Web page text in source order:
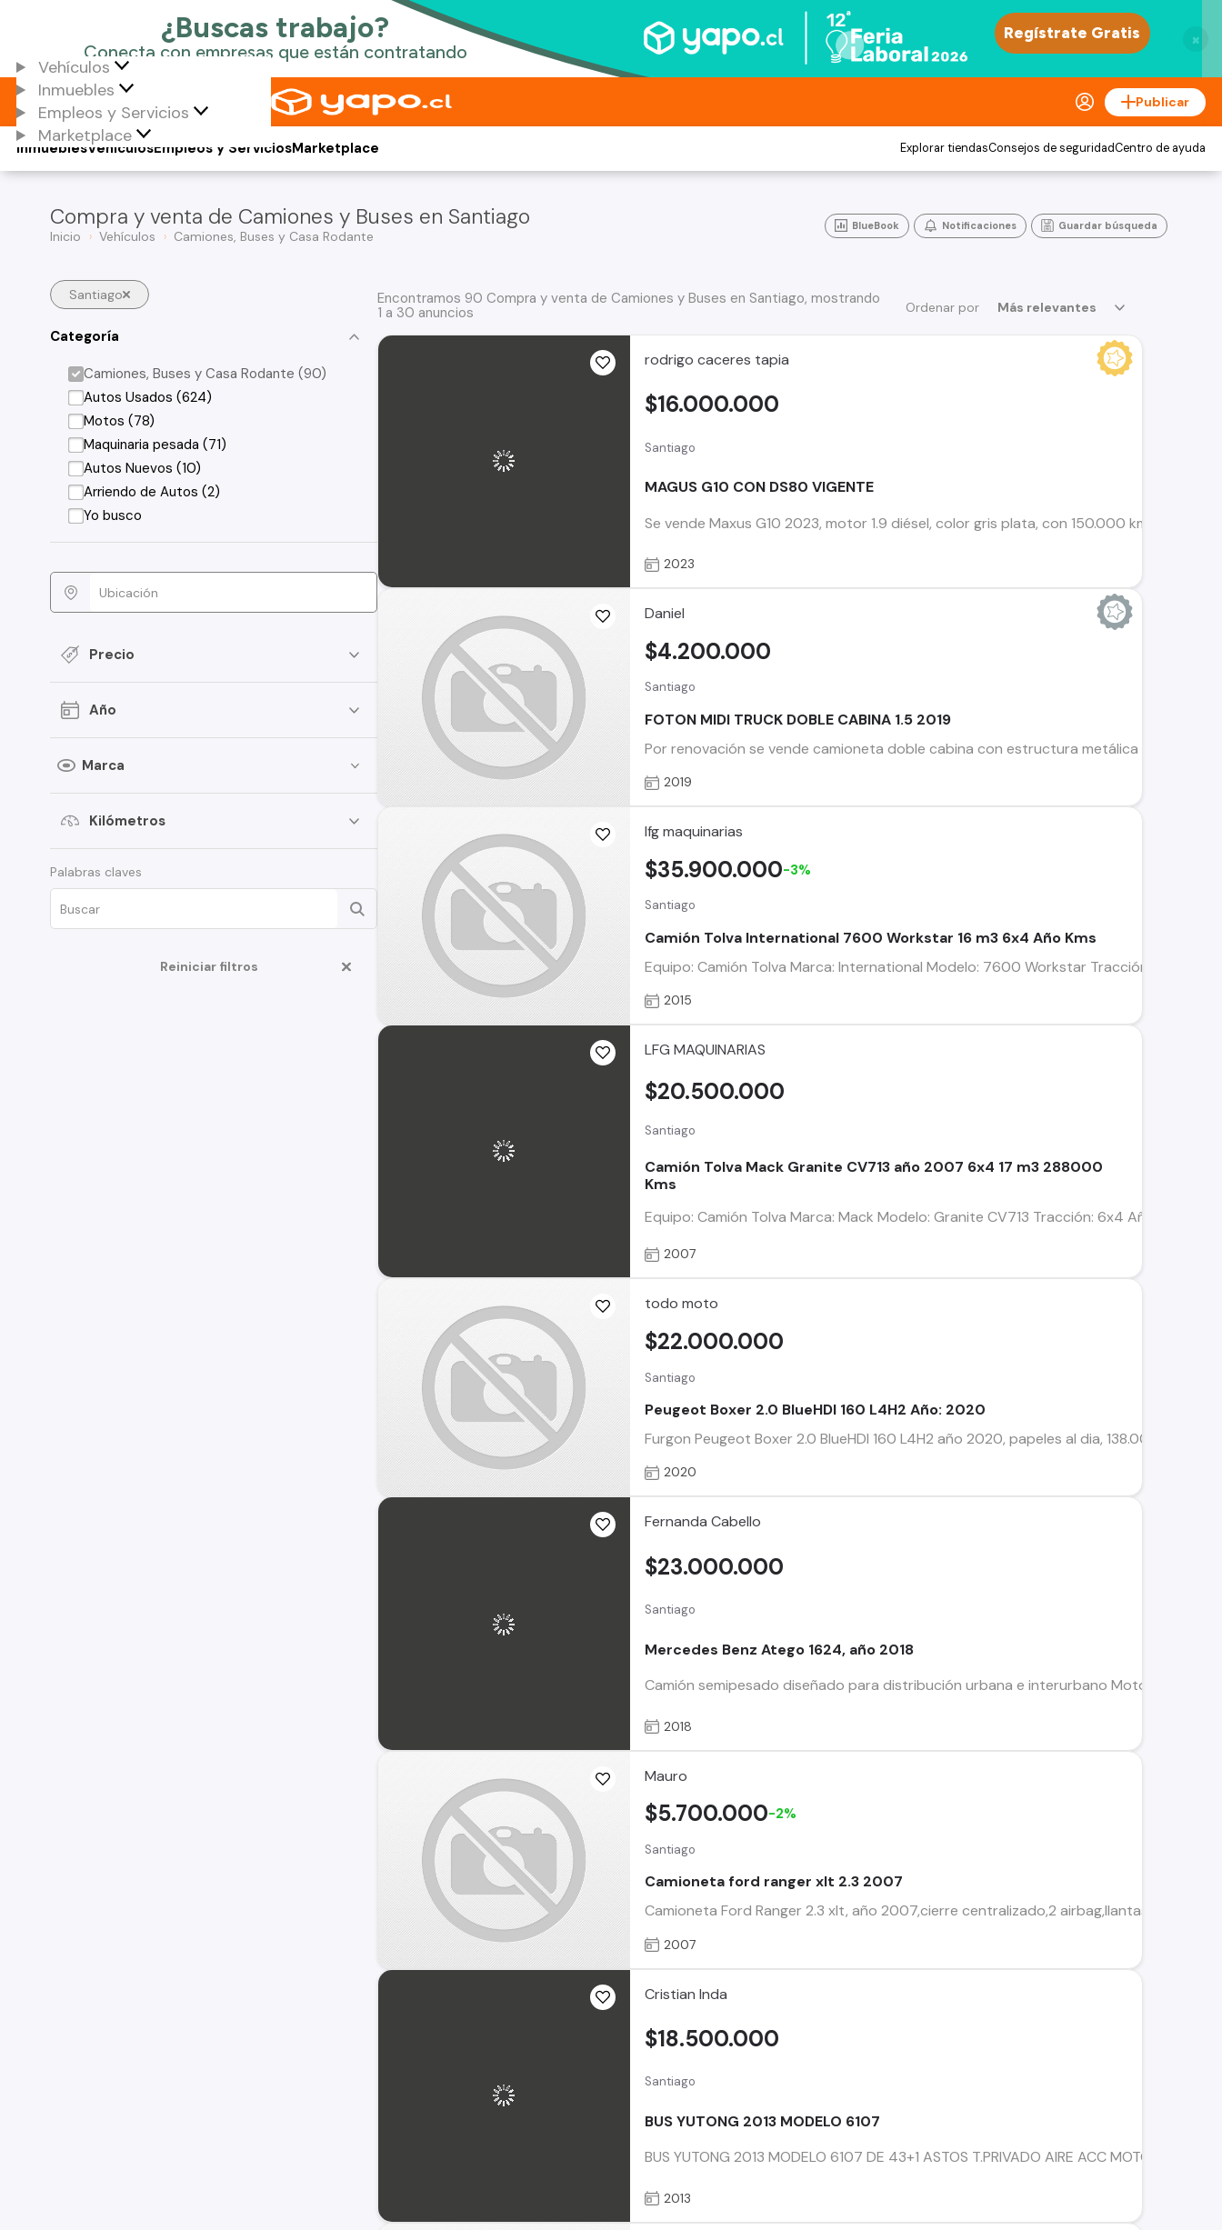
×
Vehículos
Inmuebles
Empleos y Servicios
Marketplace
Publicar
Vehículos
Inmuebles Empleos y ServiciosMarketplace Explorar tiendasConsejos de seguridadCentro de ayuda
Compra y venta de Camiones y Buses en Santiago
Inicio Vehículos Camiones, Buses y Casa Rodante
BlueBook Notificaciones Guardar búsqueda
Santiago
Categoría
Camiones, Buses y Casa Rodante (90)
Autos Usados (624)
Motos (78)
Maquinaria pesada (71)
Autos Nuevos (10)
Arriendo de Autos (2)
Yo busco
Precio
Año
Marca
Kilómetros
Palabras claves
Reiniciar filtros
Ordenar por Más relevantes
Encontramos 90 Compra y venta de Camiones y Buses en Santiago, mostrando
1 a 30 anuncios
rodrigo caceres tapia
Santiago
MAGUS G10 CON DS80 VIGENTE
Se vende Maxus G10 2023, motor 1.9 diésel, color gris plata, con 150.000 km.
$16.000.000
2023
Daniel
Santiago
FOTON MIDI TRUCK DOBLE CABINA 1.5 2019
Por renovación se vende camioneta doble cabina con estructura metálica para
$4.200.000
2019
lfg maquinarias
Santiago
Camión Tolva International 7600 Workstar 16 m3 6x4 Año Kms
Equipo: Camión Tolva Marca: International Modelo: 7600 Workstar Tracción: 6x4
$35.900.000-3%
2015
LFG MAQUINARIAS
Santiago
Camión Tolva Mack Granite CV713 año 2007 6x4 17 m3 288000
Kms
Equipo: Camión Tolva Marca: Mack Modelo: Granite CV713 Tracción: 6x4 Año: 2007
$20.500.000
2007
todo moto
Santiago
Peugeot Boxer 2.0 BlueHDI 160 L4H2 Año: 2020
Furgon Peugeot Boxer 2.0 BlueHDI 160 L4H2 año 2020, papeles al dia, 138.000
$22.000.000
2020
Fernanda Cabello
Santiago
Mercedes Benz Atego 1624, año 2018
Camión semipesado diseñado para distribución urbana e interurbano Motor de alto
$23.000.000
2018
Mauro
Santiago
Camioneta ford ranger xlt 2.3 2007
Camioneta Ford Ranger 2.3 xlt, año 2007,cierre centralizado,2 airbag,llantas,barra
$5.700.000-2%
2007
Cristian Inda
Santiago
BUS YUTONG 2013 MODELO 6107
BUS YUTONG 2013 MODELO 6107 DE 43+1 ASTOS T.PRIVADO AIRE ACC MOTOR
$18.500.000
2013